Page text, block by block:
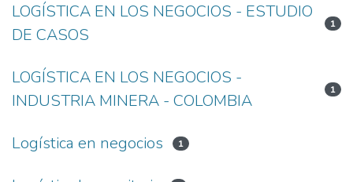
LOGÍSTICA EN LOS NEGOCIOS - ESTUDIO
DE CASOS
1
LOGÍSTICA EN LOS NEGOCIOS -
INDUSTRIA MINERA - COLOMBIA
1
Logística en negocios 1